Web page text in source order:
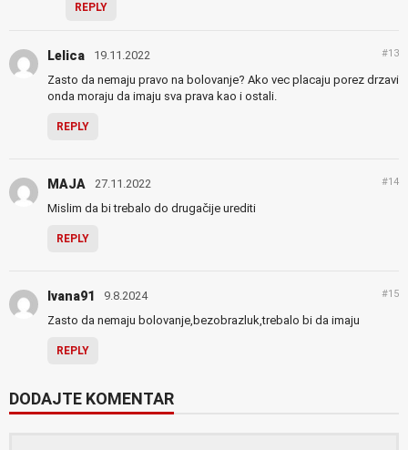
REPLY
Lelica 19.11.2022 #13
Zasto da nemaju pravo na bolovanje? Ako vec placaju porez drzavi
onda moraju da imaju sva prava kao i ostali.
REPLY
MAJA 27.11.2022 #14
Mislim da bi trebalo do drugačije urediti
REPLY
Ivana91 9.8.2024 #15
Zasto da nemaju bolovanje,bezobrazluk,trebalo bi da imaju
REPLY
DODAJTE KOMENTAR